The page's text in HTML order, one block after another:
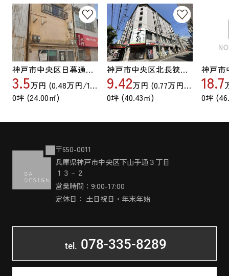
神戸市中央区日暮通３丁目
3.5万円 (0.48万円/15.97坪)
0坪 (24.00㎡)
神戸市中央区北長狭通２丁目
9.42万円 (0.77万円/15.97坪)
0坪 (40.43㎡)
18.7
0坪
〒650-0011
兵庫県神戸市中央区下山手通３丁目
１３－２
営業時間：9:00-17:00
定休日： 土日祝日・年末年始
tel. 078-335-8289